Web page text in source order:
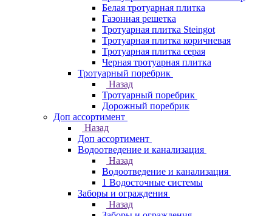
Белая тротуарная плитка
Газонная решетка
Тротуарная плитка Steingot
Тротуарная плитка коричневая
Тротуарная плитка серая
Черная тротуарная плитка
Тротуарный поребрик
Назад
Тротуарный поребрик
Дорожный поребрик
Доп ассортимент
Назад
Доп ассортимент
Водоотведение и канализация
Назад
Водоотведение и канализация
1 Водосточные системы
Заборы и ограждения
Назад